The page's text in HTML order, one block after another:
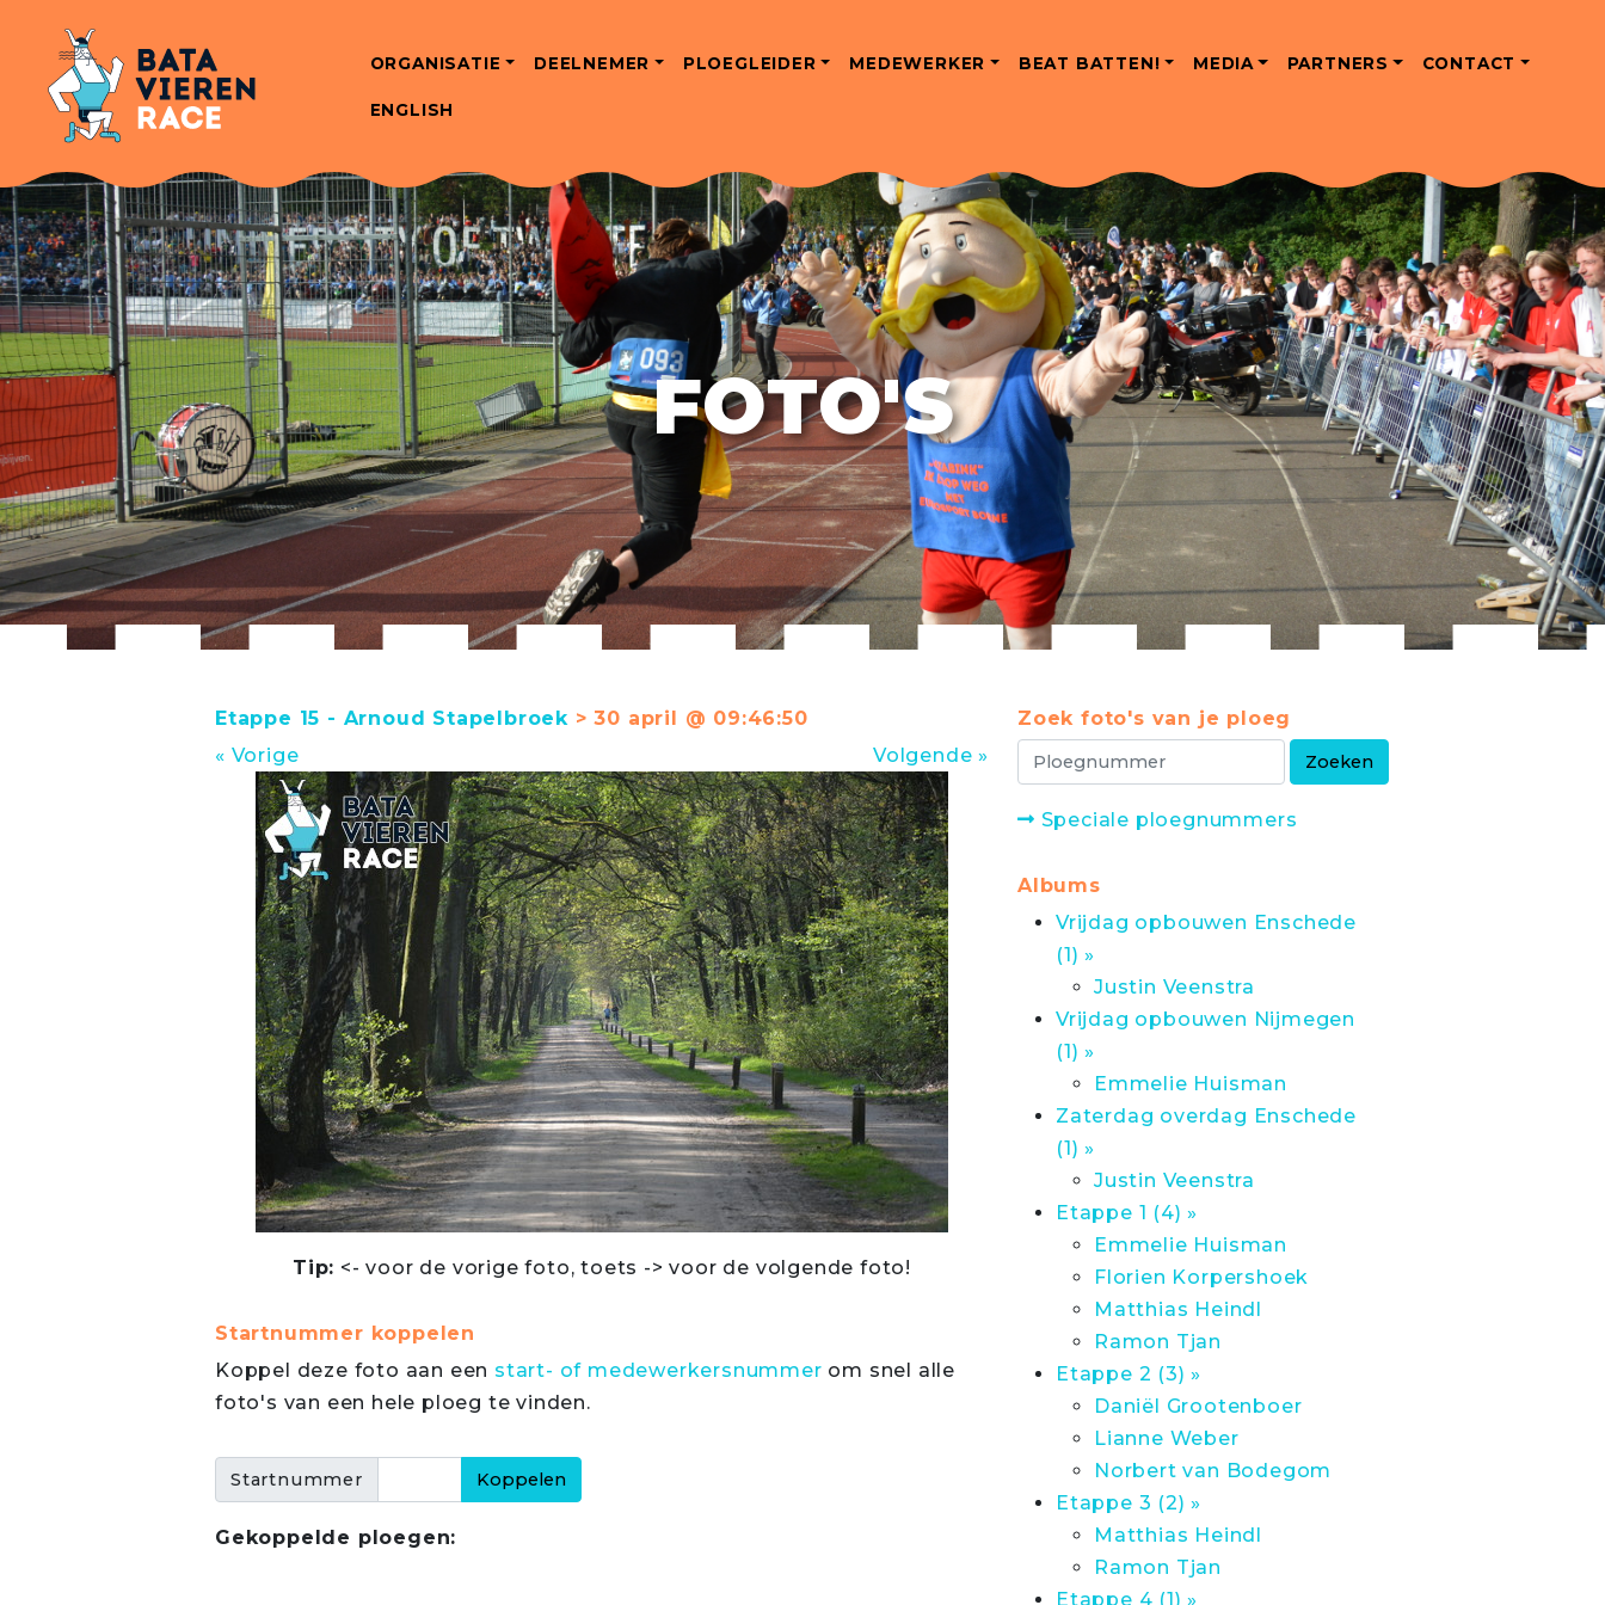
ORGANISATIE DEELNEMER PLOEGLEIDER MEDEWERKER BEAT BATTEN! MEDIA PARTNERS CONTACT
ENGLISH
FOTO'S
Etappe 15 - Arnoud Stapelbroek > 30 april @ 09:46:50
« Vorige
Volgende »
Tip: <- voor de vorige foto, toets -> voor de volgende foto!
Startnummer koppelen
Koppel deze foto aan een start- of medewerkersnummer om snel alle
foto's van een hele ploeg te vinden.
Startnummer
Gekoppelde ploegen:
Zoek foto's van je ploeg
Speciale ploegnummers
Albums
Vrijdag opbouwen Enschede
(1) »
Justin Veenstra
Vrijdag opbouwen Nijmegen
(1) »
Emmelie Huisman
Zaterdag overdag Enschede
(1) »
Justin Veenstra
Etappe 1 (4) »
Emmelie Huisman
Florien Korpershoek
Matthias Heindl
Ramon Tjan
Etappe 2 (3) »
Daniël Grootenboer
Lianne Weber
Norbert van Bodegom
Etappe 3 (2) »
Matthias Heindl
Ramon Tjan
Etappe 4 (1) »